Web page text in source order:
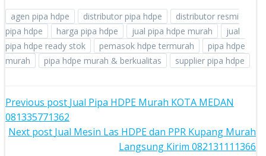
agen pipa hdpe distributor pipa hdpe
distributor resmi
pipa hdpe
harga pipa hdpe jual pipa hdpe murah
jual
pipa hdpe ready stok
pemasok hdpe termurah
pipa hdpe
murah
pipa hdpe murah & berkualitas supplier pipa hdpe
Post
navigation
Previous post Jual Pipa HDPE Murah KOTA MEDAN
081335771362
Post
Next post Jual Mesin Las HDPE dan PPR Kupang Murah
Langsung Kirim 082131111366